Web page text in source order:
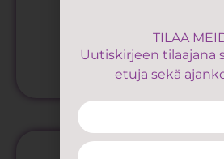
Varaa aika
TILAA
Uutiskirjeen tilaajana
etuja sekä